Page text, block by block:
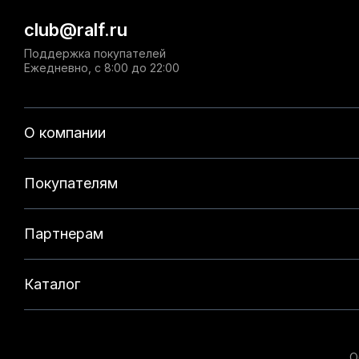
О компании
Покупателям
Партнерам
Каталог
club@ralf.ru
Поддержка покупателей
Ежедневно, с 8:00 до 22:00